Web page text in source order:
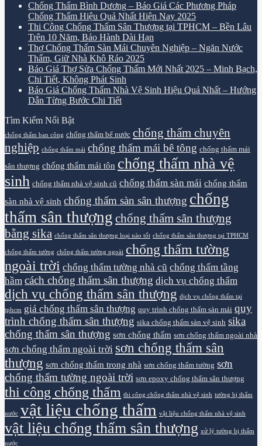
Chống Thấm Bình Dương – Báo Giá Các Phương Pháp
Chống Thấm Hiệu Quả Nhất Hiện Nay 2025
Thi Công Chống Thấm Sân Thượng tại TPHCM – Bền Lâu
Trên 10 Năm, Bảo Hành Dài Hạn
Thợ Chống Thấm Sàn Mái Chuyên Nghiệp – Ngăn Nước
Thấm, Giữ Nhà Khô Ráo 2025
Báo Giá Thợ Sửa Chống Thấm Mới Nhất 2025 – Minh Bạch,
Chi Tiết, Không Phát Sinh
Báo Giá Chống Thấm Nhà Vệ Sinh Hiệu Quả Nhất – Hướng
Dẫn Từng Bước Chi Tiết
Tìm Kiếm Nổi Bật
chống thấm ban công chống thấm bể nước chống thấm chuyên
nghiệp chống thấm mái chống thấm mái bê tông chống thấm mái
sân thượng chống thấm mái tôn chống thấm nhà vệ
sinh chống thấm nhà vệ sinh cũ chống thấm sàn mái chống thấm
sàn nhà vệ sinh chống thấm sàn sân thượng chống
thấm sân thượng chống thấm sân thượng
bằng sika chống thấm sân thượng loại nào tốt chống thấm sân thượng tại TPHCM
chống thấm tường chống thấm tường ngoài chống thấm tường
ngoài trời chống thấm tường nhà cũ chống thấm tầng
hầm cách chống thấm sân thượng dịch vụ chống thấm
dịch vụ chống thấm sân thượng dịch vụ chống thấm tại
tphcm giá chống thấm sân thượng quy trình chống thấm sàn mái quy
trình chống thấm sân thượng sika chống thấm sàn vệ sinh sika
chống thấm sân thượng sơn chống thấm sơn chống thấm ngoài nhà
sơn chống thấm ngoài trời sơn chống thấm sân
thượng sơn chống thấm trong nhà sơn chống thấm tường sơn
chống thấm tường ngoài trời sơn epoxy chống thấm sân thượng
thi công chống thấm thi công chống thấm nhà vệ sinh tường bị thấm
nước vật liệu chống thấm vật liệu chống thấm nhà vệ sinh
vật liệu chống thấm sân thượng xử lý tường bị thấm
nước